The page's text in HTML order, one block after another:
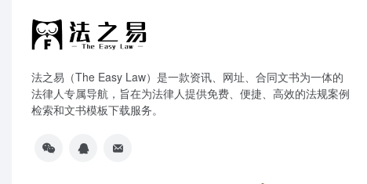
法之易（The Easy Law）是一款资讯、网址、合同文书为一体的
法律人专属导航，旨在为法律人提供免费、便捷、高效的法规案例
检索和文书模板下载服务。